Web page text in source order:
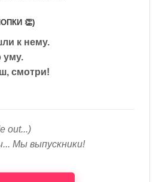
👏)
к нему.
уму.
смотри!
out...)
Мы выпускники!